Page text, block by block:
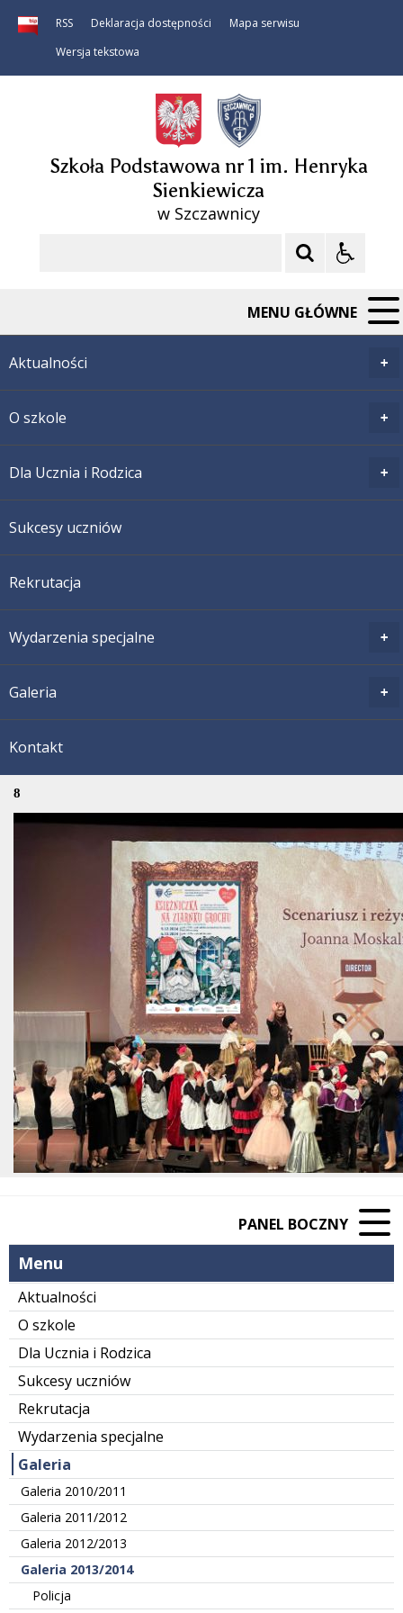
RSS Deklaracja dostępności
Mapa serwisu
Wersja tekstowa
Szkoła Podstawowa nr 1 im. Henryka
Sienkiewicza
w Szczawnicy
MENU GŁÓWNE
Aktualności
O szkole
Dla Ucznia i Rodzica
Sukcesy uczniów
Rekrutacja
Wydarzenia specjalne
Galeria
Kontakt
8
PANEL BOCZNY
Menu
Aktualności
O szkole
Dla Ucznia i Rodzica
Sukcesy uczniów
Rekrutacja
Wydarzenia specjalne
Galeria
Galeria 2010/2011
Galeria 2011/2012
Galeria 2012/2013
Galeria 2013/2014
Policja